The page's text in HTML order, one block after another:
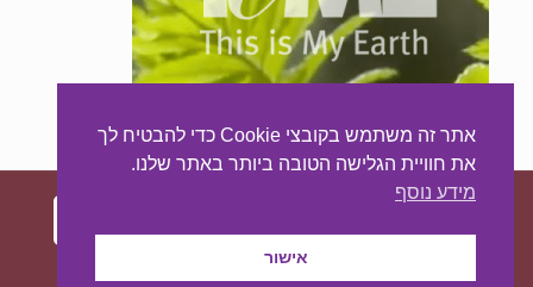
עיצוב ובניית האתר:מאסטר סייט - יצירת נוכחות
אתר זה משתמש בקובצי Cookie כדי להבטיח לך
את חוויית הגלישה הטובה ביותר באתר שלנו.
מידע נוסף
אישור